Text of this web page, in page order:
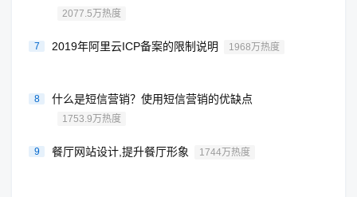
2077.5万热度
7 2019年阿里云ICP备案的限制说明 1968万热度
8 什么是短信营销？使用短信营销的优缺点
1753.9万热度
9 餐厅网站设计,提升餐厅形象 1744万热度